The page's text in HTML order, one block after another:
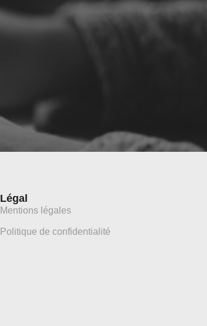
Légal
Mentions légales
Politique de confidentialité